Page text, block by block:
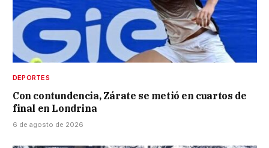
DEPORTES
Con contundencia, Zárate se metió en cuartos de
final en Londrina
6 de agosto de 2026